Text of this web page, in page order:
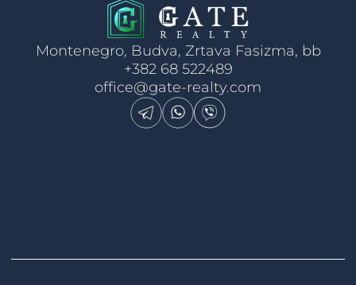
Montenegro, Budva, Zrtava Fasizma, bb
+382 68 522489
office@gate-realty.com